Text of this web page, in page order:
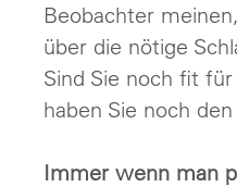
Beobachter
über die nötige
Sind Sie noch fit
haben Sie noch
Immer wenn man